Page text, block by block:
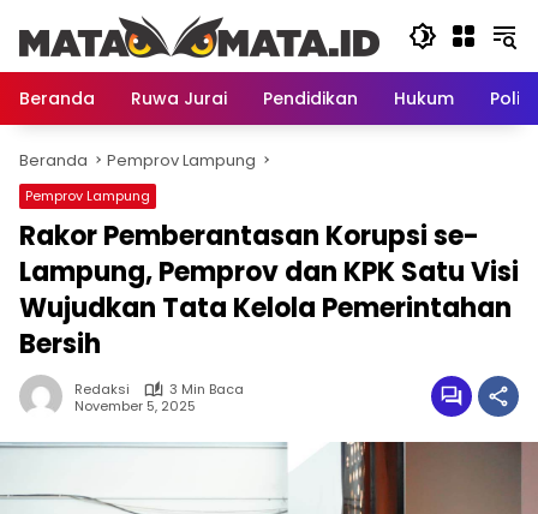
konten
Beranda
Ruwa Jurai Pendidikan Hukum
Beranda Pemprov Lampung
Pemprov Lampung
Rakor Pemberantasan Korupsi se-
Lampung, Pemprov dan KPK Satu Visi
Wujudkan Tata Kelola Pemerintahan
Bersih
Redaksi
3 Min Baca
November 5, 2025